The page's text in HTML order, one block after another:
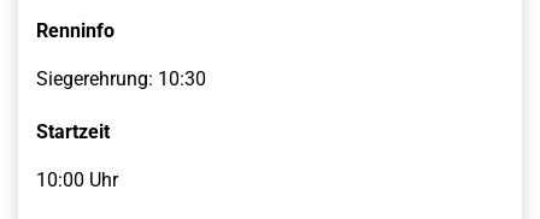
Renninfo
Siegerehrung: 10:30
Startzeit
10:00 Uhr